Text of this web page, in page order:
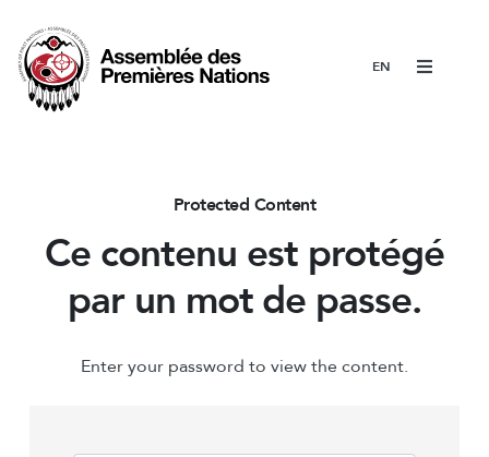
Menu
Protected Content
Ce contenu est protégé
par un mot de passe.
Enter your password to view the content.